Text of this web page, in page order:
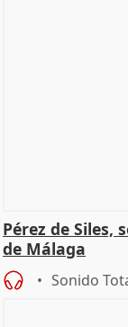
Pérez de
de Málaga
Sonido